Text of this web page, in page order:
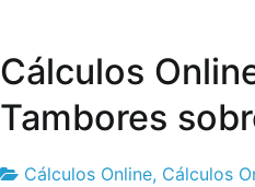
Cálculos
Tambores
Cálculos Online, Cálculos